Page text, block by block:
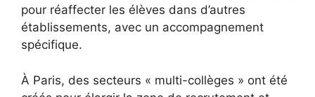
pour réaffecter les élèves dans d’autres
établissements, avec un accompagnement
spécifique.
À Paris, des secteurs « multi-collèges » ont été